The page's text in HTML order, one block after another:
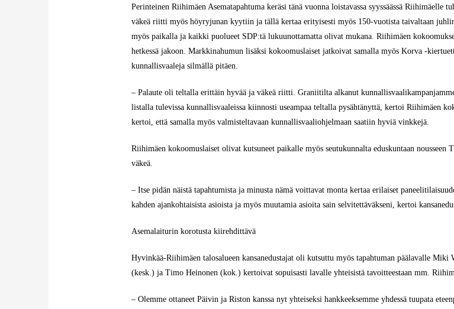
Perinteinen Riihimäen Asematapahtuma keräsi tänä vuonna loistavassa syyssäässä Riihimäelle
väkeä riitti myös höyryjunan kyytiin ja tällä kertaa erityisesti myös 150-vuotista taivaltaan
myös paikalla ja kaikki puolueet SDP:tä lukuunottamatta olivat mukana. Riihimäen
hetkessä jakoon. Markkinahumun lisäksi kokoomuslaiset jatkoivat samalla myös Korva -
kunnallisvaaleja silmällä pitäen.
– Palaute oli teltalla erittäin hyvää ja väkeä riitti. Graniitilta alkanut
listalla tulevissa kunnallisvaaleissa kiinnosti useampaa teltalla pysähtänyttä, kertoi Riihimäen
kertoi, että samalla myös valmisteltavaan kunnallisvaaliohjelmaan saatiin hyviä vinkkejä.
Riihimäen kokoomuslaiset olivat kutsuneet paikalle myös seutukunnalta eduskuntaan
väkeä.
– Itse pidän näistä tapahtumista ja minusta nämä voittavat monta kertaa erilaiset
kahden ajankohtaisista asioista ja myös muutamia asioita sain selvitettäväkseni, kertoi
Asemalaiturin korotusta kiirehdittävä
Hyvinkää-Riihimäen talosalueen kansanedustajat oli kutsuttu myös tapahtuman päälavalle
(kesk.) ja Timo Heinonen (kok.) kertoivat sopuisasti lavalle yhteisistä tavoitteestaan mm.
– Olemme ottaneet Päivin ja Riston kanssa nyt yhteiseksi hankkeeksemme yhdessä tuupata